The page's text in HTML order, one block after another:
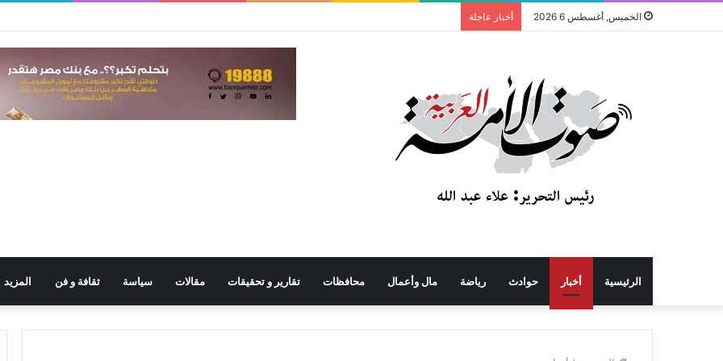
الخميس, أغسطس 6 2026 أخبار عاجلة
الرئيسية أخبار حوادث رياضة مال وأعمال محافظات تقارير و تحقيقات مقالات سياسة ثقافة و فن المزيد